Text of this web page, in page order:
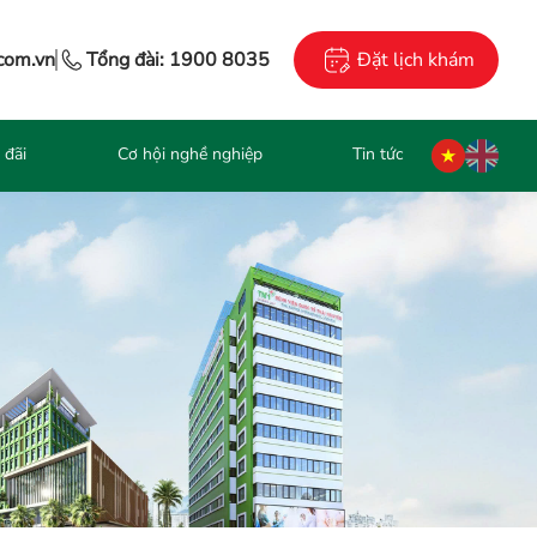
Tổng đài: 1900 8035 Đặt lịch khám
đãi Cơ hội nghề nghiệp Tin tức